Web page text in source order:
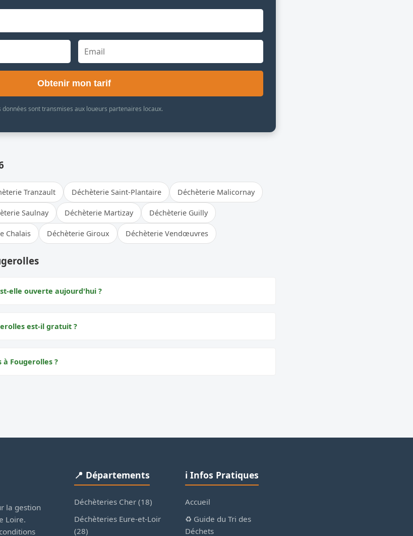
Obtenir mon tarif
données sont transmises aux loueurs partenaires locaux.
Tranzault Déchèterie Saint-Plantaire Déchèterie Malicornay
Saulnay Déchèterie Martizay Déchèterie Guilly
Chalais Déchèterie Giroux Déchèterie Vendœuvres
elle ouverte aujourd'hui ?
est-il gratuit ?
Fougerolles ?
la gestion
Loire.
📍 Départements
Déchèteries Cher (18)
Déchèteries Eure-et-Loir
(28)
ℹ️ Infos Pratiques
Accueil
♻️ Guide du Tri des
Déchets